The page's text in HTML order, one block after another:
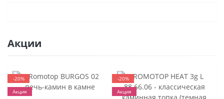
Акции
-20%
Акция
-20%
Акция